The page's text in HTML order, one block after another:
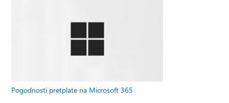
Pogodnosti pretplate na Microsoft 365